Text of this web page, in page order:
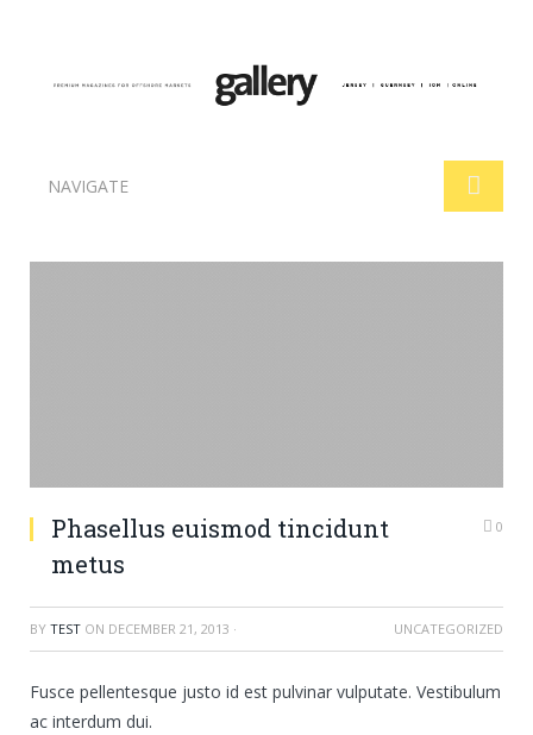
NAVIGATE
Phasellus euismod tincidunt
metus
0
BY TEST ON DECEMBER 21, 2013 · UNCATEGORIZED
Fusce pellentesque justo id est pulvinar vulputate. Vestibulum
ac interdum dui.